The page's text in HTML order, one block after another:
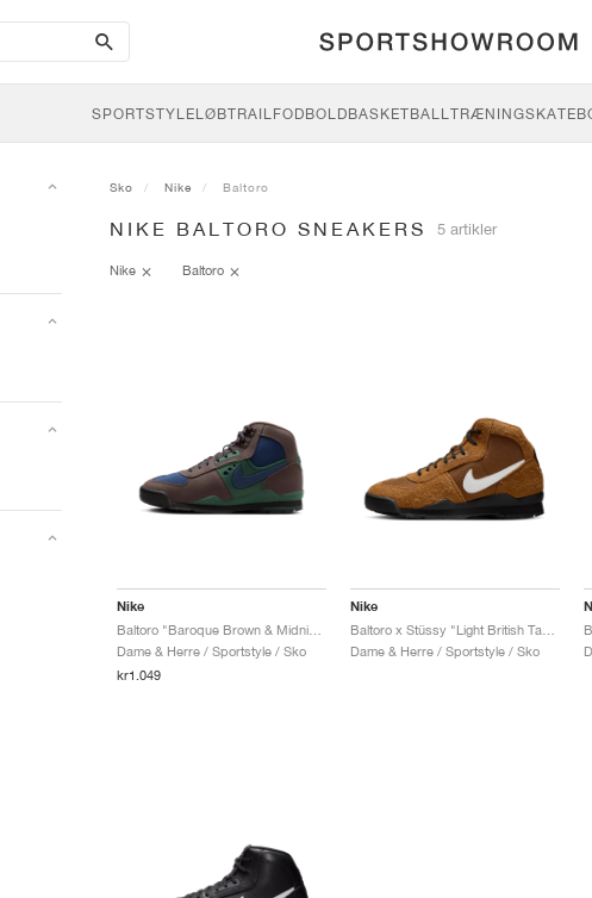
search-
btn
SPORTSTYLELØBTRAILFODBOLDBASKETBALLTRÆNING
Sko Nike Baltoro
NIKE BALTORO SNEAKERS 5 artikler
Nike Baltoro
Nike
Dame & Herre / Sportstyle / Sko
kr1.049
Nike
Dame & Herre / Sportstyle / Sko